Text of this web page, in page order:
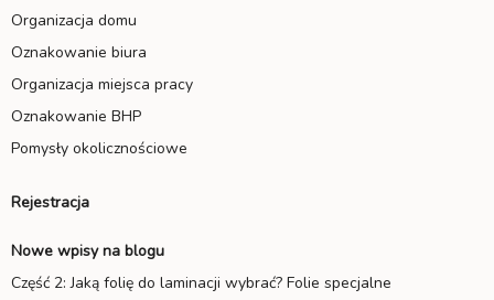
Organizacja domu
Oznakowanie biura
Organizacja miejsca pracy
Oznakowanie BHP
Pomysły okolicznościowe
Rejestracja
Nowe wpisy na blogu
Część 2: Jaką folię do laminacji wybrać? Folie specjalne